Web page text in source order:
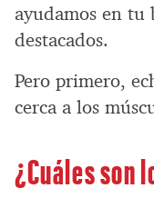
ayudamos en tu
destacados.
Pero primero,
cerca a los
¿Cuáles son